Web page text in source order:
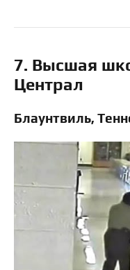
7. Высшая
Централ
Блаунтвиль,